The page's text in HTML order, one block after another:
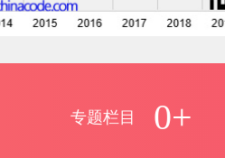
专题栏目 0+